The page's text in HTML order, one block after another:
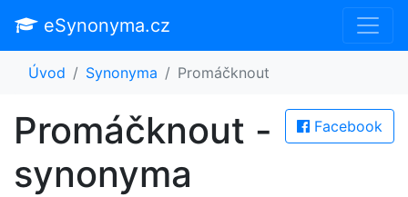
eSynonyma.cz
Úvod Synonyma Promáčknout
Facebook
Promáčknout -
synonyma